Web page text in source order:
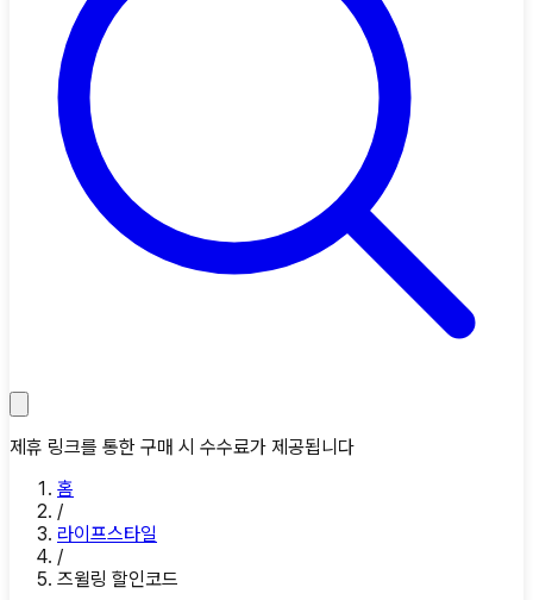
제휴 링크를 통한 구매 시 수수료가 제공됩니다
홈
/
라이프스타일
/
즈윌링 할인코드